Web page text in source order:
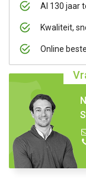
Al 130 jaar
Kwaliteit,
Online